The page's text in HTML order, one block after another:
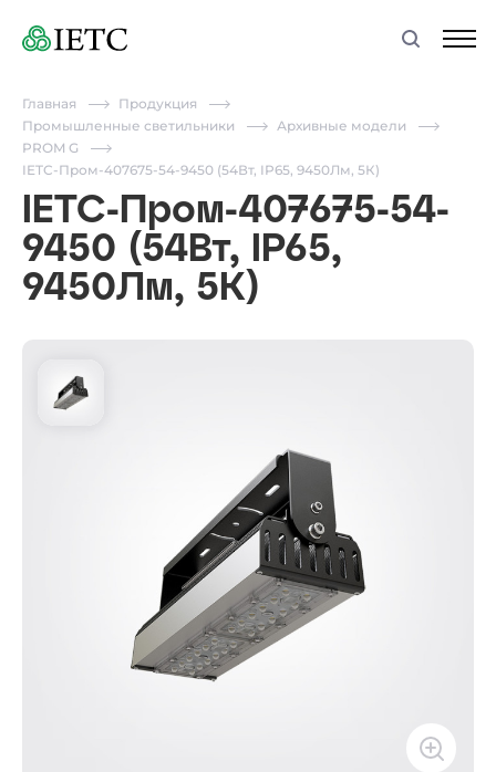
Главная
Продукция
Промышленные светильники
Архивные модели
PROM G
IETC-Пром-407675-54-9450 (54Вт, IP65, 9450Лм, 5К)
IETC-Пром-407675-54-
9450 (54Вт, IP65,
9450Лм, 5К)